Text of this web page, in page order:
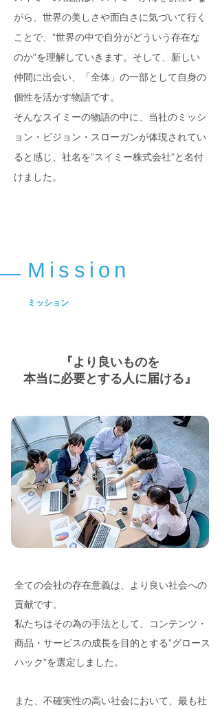
がら、世界の美しさや面白さに気づいて行く
ことで、”世界の中で自分がどういう存在な
のか”を理解していきます。そして、新しい
仲間に出会い、「全体」の一部として自身の
個性を活かす物語です。
そんなスイミーの物語の中に、当社のミッシ
ョン・ビジョン・スローガンが体現されてい
ると感じ、社名を”スイミー株式会社”と名付
けました。
Mission
ミッション
『より良いものを
本当に必要とする人に届ける』
全ての会社の存在意義は、より良い社会への
貢献です。
私たちはその為の手法として、コンテンツ・
商品・サービスの成長を目的とする”グロース
ハック”を選定しました。
また、不確実性の高い社会において、最も社